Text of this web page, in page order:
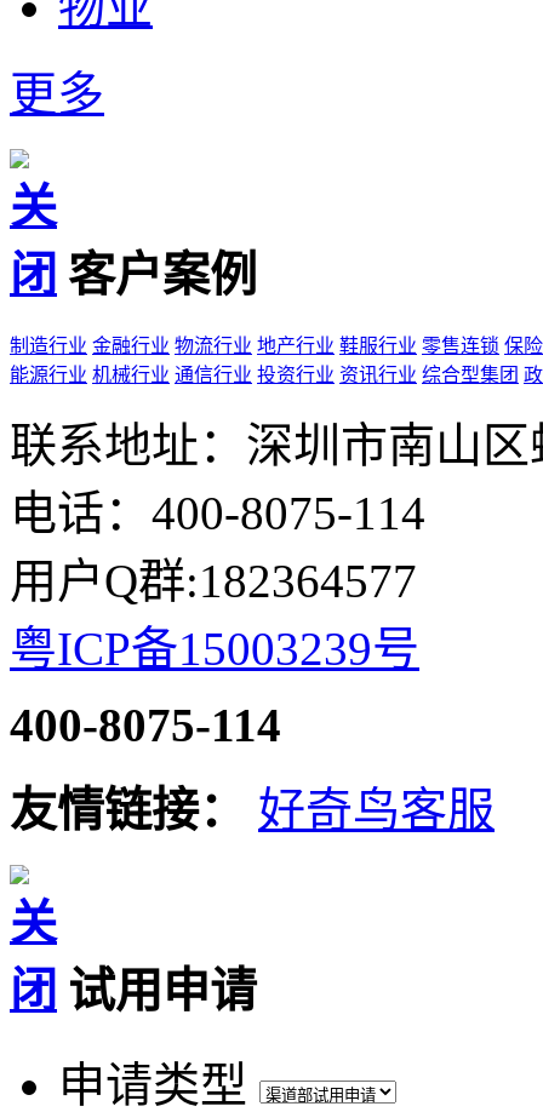
更多
客户案例
制造行业 金融行业 物流行业 地产行业 鞋服行业 零售连锁 保
能源行业 机械行业 通信行业 投资行业 资讯行业 综合型集团
联系地址：深圳市南山
电话：400-8075-114
用户Q群:182364577
粤ICP备15003239号
400-8075-114
友情链接： 好奇鸟客服
试用申请
申请类型